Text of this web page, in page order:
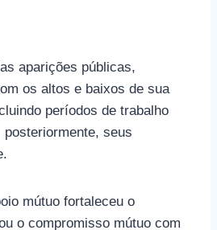
aparições públicas,
os altos e baixos de sua
períodos de trabalho
seus
mútuo fortaleceu o
o compromisso mútuo com